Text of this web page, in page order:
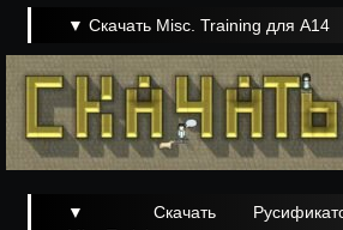
▼ Скачать Misc. Training для A14
▼ Скачать